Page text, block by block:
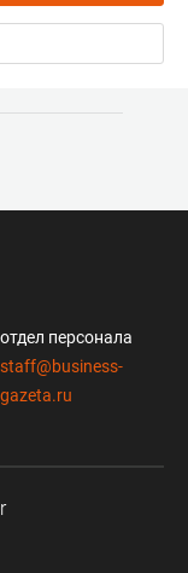
отдел персонала
staff@business-
gazeta.ru